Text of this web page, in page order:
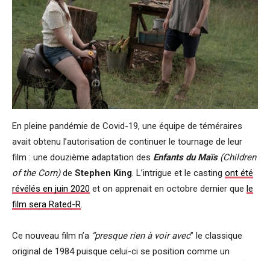
En pleine pandémie de Covid-19, une équipe de téméraires
avait obtenu l’autorisation de continuer le tournage de leur
film : une douzième adaptation des Enfants du Maïs (Children
of the Corn)de Stephen King. L’intrigue et le casting ont été
révélés en juin 2020 et on apprenait en octobre dernier que le
film sera Rated-R.
Ce nouveau film n’a “presque rien à voir avec” le classique
original de 1984 puisque celui-ci se position comme un